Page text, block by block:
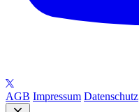
AGB Impressum Datenschutz